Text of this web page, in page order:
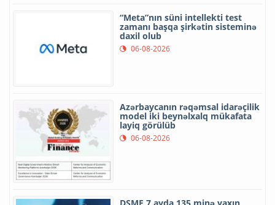
“Meta”nın süni intellekti test
zamanı başqa şirkətin sisteminə
daxil olub
06-08-2026
Azərbaycanın rəqəmsal idarəçilik
model iki beynəlxalq mükafata
layiq görülüb
06-08-2026